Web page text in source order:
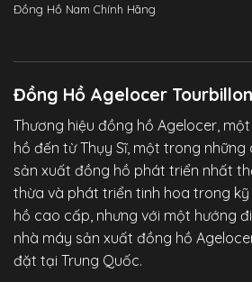
Đồng Hồ Nam Chính Hãng
Đồng Hồ Agelocer Tourbillon
Thương hiệu đồng hồ Agelocer,
hồ đến từ Thụy Sĩ, một trong
sản xuất đồng hồ phát triển nhất
thừa và phát triển tinh hoa trong
hồ cao cấp, nhưng với một hướng
nhà máy sản xuất đồng hồ
đặt tại Trung Quốc.